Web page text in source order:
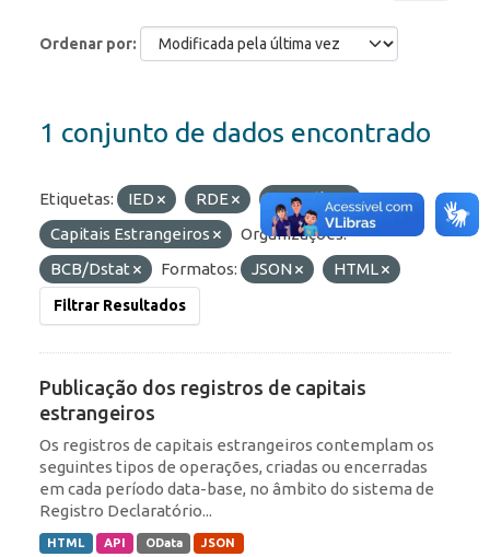
Ordenar por
1 conjunto de dados encontrado
Etiquetas: IED RDE
Portfólio
Capitais Estrangeiros
Organizações:
BCB/Dstat
Formatos: JSON HTML
Filtrar Resultados
Publicação dos registros de capitais
estrangeiros
Os registros de capitais estrangeiros contemplam os
seguintes tipos de operações, criadas ou encerradas
em cada período data-base, no âmbito do sistema de
Registro Declaratório...
HTML API OData JSON